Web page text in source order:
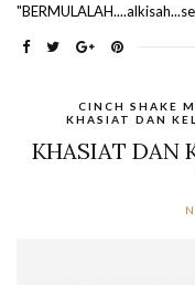
CINCH SHAKE
KHASIAT DAN
KHASIAT DAN